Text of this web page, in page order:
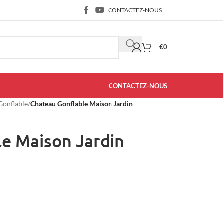
CONTACTEZ-NOUS
€0
CONTACTEZ-NOUS
/Chateau Gonflable Maison Jardin
Maison Jardin